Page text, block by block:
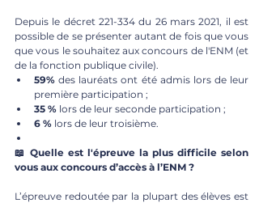
Depuis le décret 221-334 du 26 mars 2021, il est
possible de se présenter autant de fois que vous
que vous le souhaitez aux concours de l'ENM (et
de la fonction publique civile).
59% des lauréats ont été admis lors de leur
première participation ;
35 % lors de leur seconde participation ;
6 % lors de leur troisième.
📖 Quelle est l'épreuve la plus difficile selon
vous aux concours d’accès à l’ENM ?
L’épreuve redoutée par la plupart des élèves est